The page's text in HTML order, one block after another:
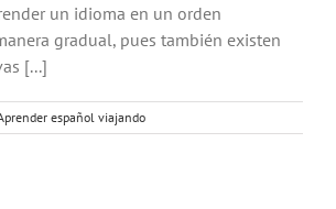
un idioma en un orden
gradual, pues también existen
[...]
español viajando